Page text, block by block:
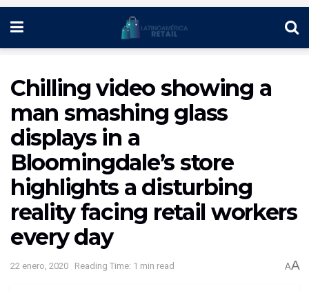
Chilling video showing a
man smashing glass
displays in a
Bloomingdale’s store
highlights a disturbing
reality facing retail workers
every day
22 enero, 2020 Reading Time: 1 min read AA